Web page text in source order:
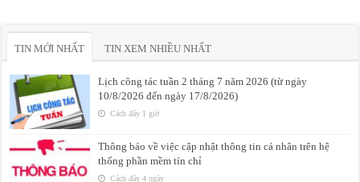
TIN MỚI NHẤT TIN XEM NHIỀU NHẤT
Lịch công tác tuần 2 tháng 7 năm 2026 (từ ngày
10/8/2026 đến ngày 17/8/2026)
Cách đây 1 giờ
Thông báo về việc cập nhật thông tin cá nhân trên hệ
thống phần mềm tín chỉ
Cách đây 4 ngày